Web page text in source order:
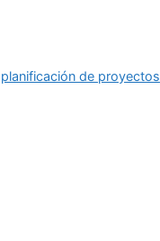
planificación de proyectos